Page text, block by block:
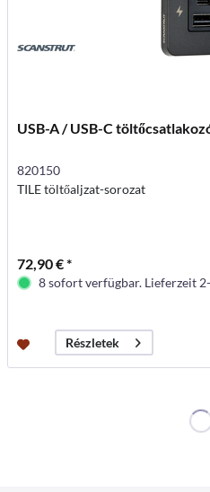
USB-A / USB-C
820150
TILE töltőaljzat-sorozat
72,90 € *
8 sofort verfügbar. Lieferzeit 2-
Részletek